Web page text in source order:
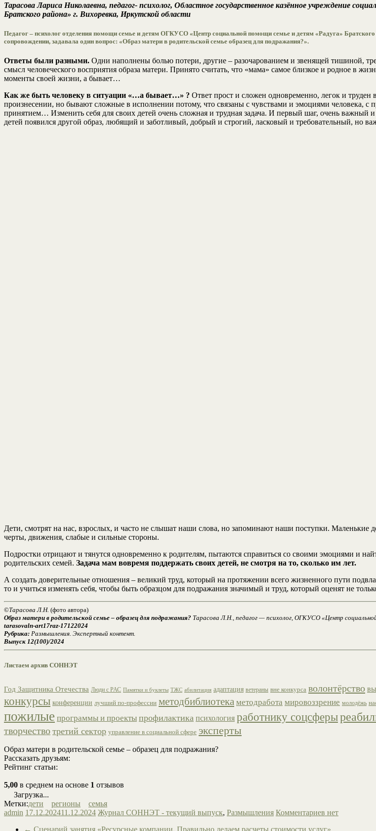
Тарасова Лариса Николаевна, педагог- психолог, Областное государственное казённое учреждение
Братского района» г. Вихоревка, Иркутской области
Педагог – психолог отделения помощи семье и детям ОГКУСО «Центр социальной помощи семье и детям «Радуга»
сопровождении, задавала один вопрос: «Образ матери в родительской семье образец для подражания?».
Ответы были разными. Одни наполнены болью потери, другие – разочарованием и звенящей тишиной,
смысл человеческого восприятия образа матери. Принято считать, что «мама» самое близкое и родное в
моменты своей жизни, а бывает…
Как же быть человеку в ситуации «…а бывает…» ? Ответ прост и сложен одновременно, легок и труден
произнесении, но бывают сложные в исполнении потому, что связаны с чувствами и эмоциями
принятием… Изменить себя для своих детей очень сложная и трудная задача. И первый шаг, очень важный
детей появился другой образ, любящий и заботливый, добрый и строгий, ласковый и требовательный, но
Дети, смотрят на нас, взрослых, и часто не слышат наши слова, но запоминают наши поступки.
черты, движения, слабые и сильные стороны.
Подростки отрицают и тянутся одновременно к родителям, пытаются справиться со своими эмоциями и
родительских семей. Задача мам вовремя поддержать своих детей, не смотря на то, сколько им лет.
А создать доверительные отношения – великий труд, который на протяжении всего жизненного пути
то и учиться изменять себя, чтобы быть образцом для подражания значимый и труд, который оценят не
©Тарасова Л.Н. (фото автора)
Образ матери в родительской семье – образец для подражания? Тарасова Л.Н., педагог — психолог, ОГКУСО «Центр
tarasovaln-art17raz-17122024
Рубрика: Размышления. Экспертный контент.
Выпуск 12(100)/2024
Листаем архив СОННЭТ
Год Защитника Отечества Люди с РАС Памятки и буклеты ТЖС абилитация адаптация ветераны вне конкурса волонтёрство
конкурсы конференции лучший по-профессии методбиблиотека методработа мировоззрение молодёжь
пожилые программы и проекты профилактика психология работнику соцсферы
творчество третий сектор управление в социальной сфере эксперты
Образ матери в родительской семье – образец для подражания?
Рассказать друзьям:
Рейтинг статьи:
5,00 в среднем на основе 1 отзывов
Загрузка...
Метки:дети регионы
семья
admin 17.12.202411.12.2024 Журнал СОННЭТ - текущий выпуск, Размышления Комментариев нет